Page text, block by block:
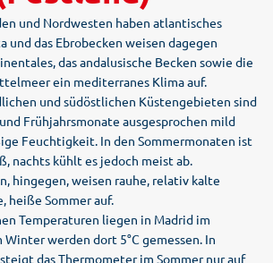
in Isla Cristina bequem bei einer
Fluss Carreras kennen. Zurück in Isla
ein Bummel durch die
palmenreiche Altstadt. Die
hier immer wieder greifbar. So ist der
die Fußgängerzone der Stadt, von
verzierten Bänken aus dem Anfang
gesäumt. Buchen Sie jetzt Ihren Urlaub
zum absoluten Schnäppchenpreis!
und Nordwesten haben atlantisches
und das Ebrobecken weisen dagegen
das andalusische Becken sowie die
ein mediterranes Klima auf.
und südöstlichen Küstengebieten sind
Frühjahrsmonate ausgesprochen mild
Feuchtigkeit. In den Sommermonaten ist
nachts kühlt es jedoch meist ab.
hingegen, weisen rauhe, relativ kalte
heiße Sommer auf.
Temperaturen liegen in Madrid im
Winter werden dort 5°C gemessen. In
das Thermometer im Sommer nur auf